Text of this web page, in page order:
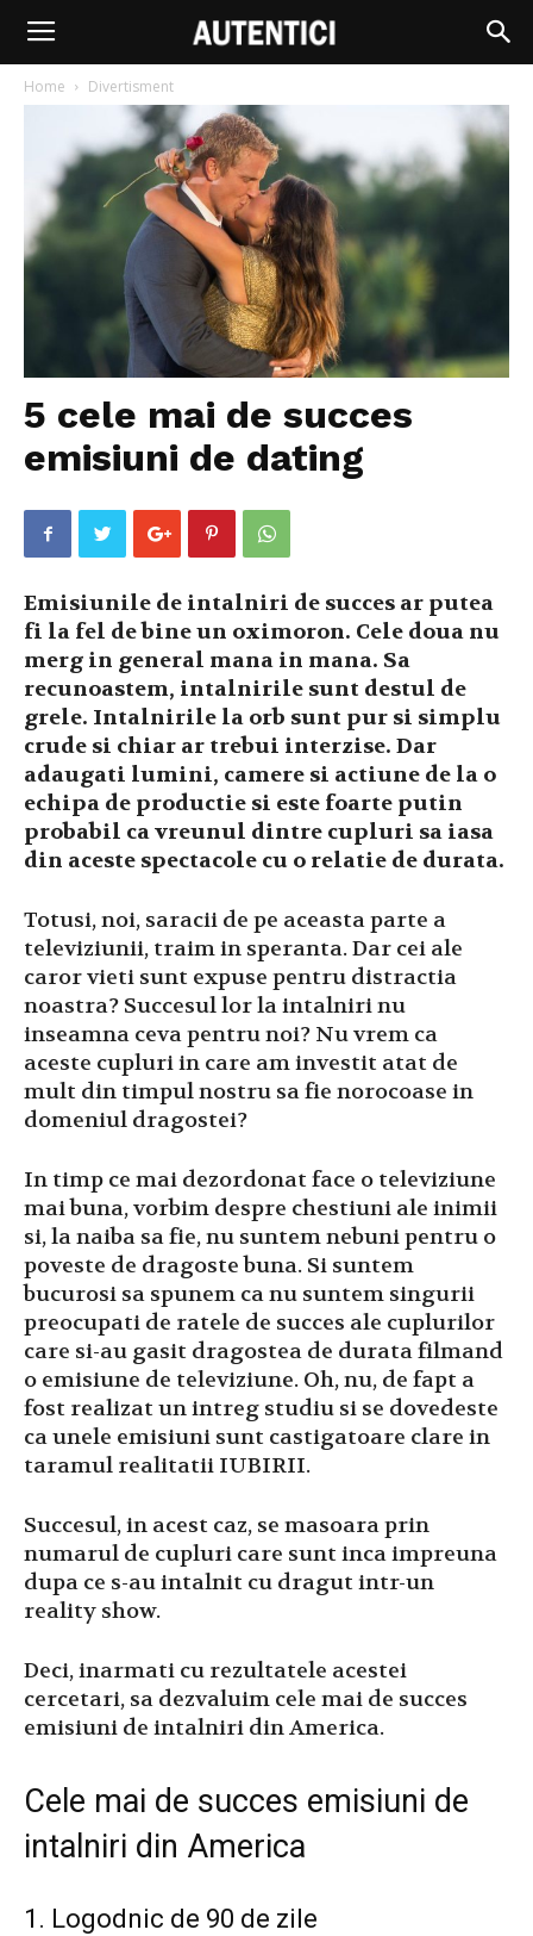
Home Divertisment
5 cele mai de succes
emisiuni de dating
Emisiunile de intalniri de succes ar putea
fi la fel de bine un oximoron. Cele doua nu
merg in general mana in mana. Sa
recunoastem, intalnirile sunt destul de
grele. Intalnirile la orb sunt pur si simplu
crude si chiar ar trebui interzise. Dar
adaugati lumini, camere si actiune de la o
echipa de productie si este foarte putin
probabil ca vreunul dintre cupluri sa iasa
din aceste spectacole cu o relatie de durata.
Totusi, noi, saracii de pe aceasta parte a
televiziunii, traim in speranta. Dar cei ale
caror vieti sunt expuse pentru distractia
noastra? Succesul lor la intalniri nu
inseamna ceva pentru noi? Nu vrem ca
aceste cupluri in care am investit atat de
mult din timpul nostru sa fie norocoase in
domeniul dragostei?
In timp ce mai dezordonat face o televiziune
mai buna, vorbim despre chestiuni ale inimii
si, la naiba sa fie, nu suntem nebuni pentru o
poveste de dragoste buna. Si suntem
bucurosi sa spunem ca nu suntem singurii
preocupati de ratele de succes ale cuplurilor
care si-au gasit dragostea de durata filmand
o emisiune de televiziune. Oh, nu, de fapt a
fost realizat un intreg studiu si se dovedeste
ca unele emisiuni sunt castigatoare clare in
taramul realitatii IUBIRII.
Succesul, in acest caz, se masoara prin
numarul de cupluri care sunt inca impreuna
dupa ce s-au intalnit cu dragut intr-un
reality show.
Deci, inarmati cu rezultatele acestei
cercetari, sa dezvaluim cele mai de succes
emisiuni de intalniri din America.
Cele mai de succes emisiuni de
intalniri din America
1. Logodnic de 90 de zile